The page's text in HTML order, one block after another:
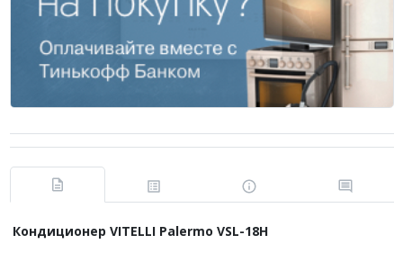
Кондиционер VITELLI Palermo VSL-18H